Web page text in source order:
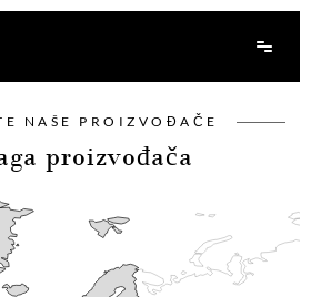
NAŠE PROIZVOĐAČE
proizvođača